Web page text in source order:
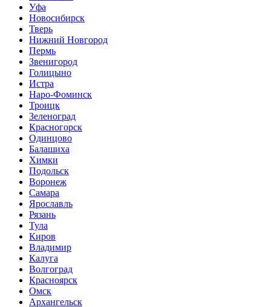
Уфа
Новосибирск
Тверь
Нижний Новгород
Пермь
Звенигород
Голицыно
Истра
Наро-Фоминск
Троицк
Зеленоград
Красногорск
Одинцово
Балашиха
Химки
Подольск
Воронеж
Самара
Ярославль
Рязань
Тула
Киров
Владимир
Калуга
Волгоград
Красноярск
Омск
Архангельск